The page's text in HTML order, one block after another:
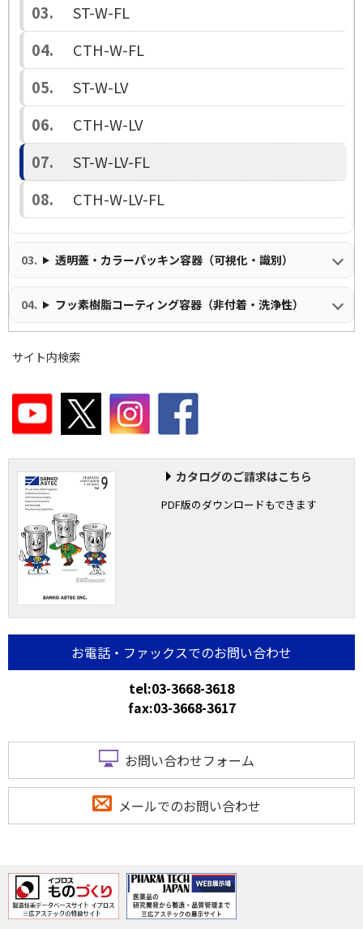
ST-W-FL
CTH-W-FL
ST-W-LV
CTH-W-LV
ST-W-LV-FL
CTH-W-LV-FL
透明蓋・カラーパッキン容器（可視化・識別）
フッ素樹脂コーティング容器（非付着・洗浄性）
サイト内検索
カタログのご請求はこちら
PDF版のダウンロードもできます
お電話・ファックスでのお問い合わせ
tel:03-3668-3618
fax:03-3668-3617
お問い合わせフォーム
メールでのお問い合わせ